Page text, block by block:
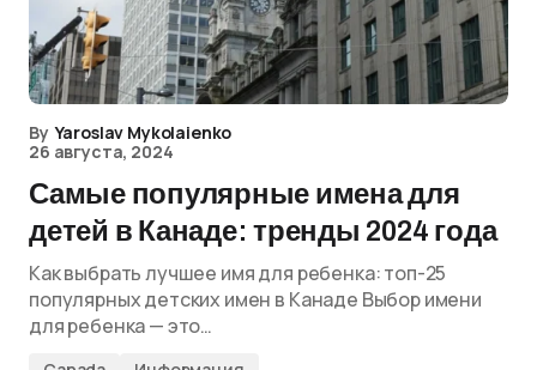
By Yaroslav Mykolaienko
26 августа, 2024
Самые популярные имена для
детей в Канаде: тренды 2024 года
Как выбрать лучшее имя для ребенка: топ-25
популярных детских имен в Канаде Выбор имени
для ребенка — это…